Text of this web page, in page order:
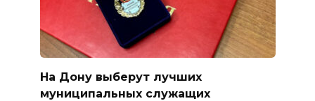
На Дону выберут лучших
муниципальных служащих